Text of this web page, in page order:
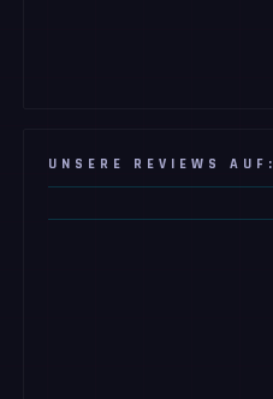
UNSERE REVIEWS AUF: